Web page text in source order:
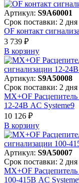
Артикул: S9A60001
Срок поставки: 2 дня
OF контакт
3 739 ₽
В корзинy
Артикул: S9A50008
Срок поставки: 2 дня
MX+OF
12-24В AC Systeme9
10 126 ₽
В корзинy
Артикул: S9A50007
Срок поставки: 2 дня
MX+OF
100-415В AC